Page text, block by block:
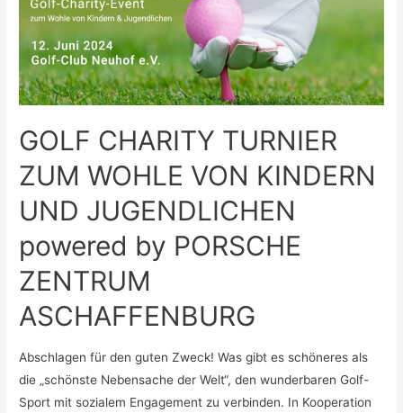
VON
GIERKE
STIFTUNG
GOLF CHARITY TURNIER
ZUM WOHLE VON KINDERN
UND JUGENDLICHEN
powered by PORSCHE
ZENTRUM
ASCHAFFENBURG
Abschlagen für den guten Zweck! Was gibt es schöneres als
die „schönste Nebensache der Welt“, den wunderbaren Golf-
Sport mit sozialem Engagement zu verbinden. In Kooperation